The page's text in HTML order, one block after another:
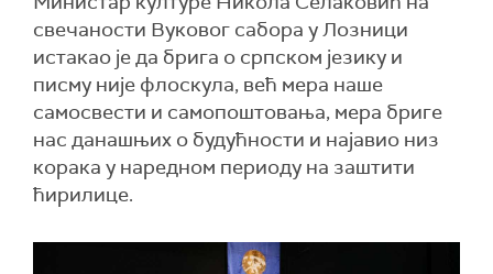
свечаности Вуковог сабора у Лозници
истакао је да брига о српском језику и
писму није флоскула, већ мера наше
самосвести и самопоштовања, мера бриге
нас данашњих о будућности и најавио низ
корака у наредном периоду на заштити
ћирилице.